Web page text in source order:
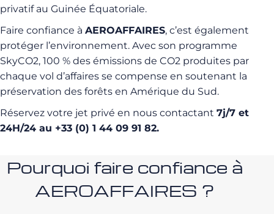
privatif au Guinée Équatoriale.
Faire confiance à AEROAFFAIRES, c’est également
protéger l’environnement. Avec son programme
SkyCO2, 100 % des émissions de CO2 produites par
chaque vol d’affaires se compense en soutenant la
préservation des forêts en Amérique du Sud.
Réservez votre jet privé en nous contactant 7j/7 et
24H/24 au +33 (0) 1 44 09 91 82.
Pourquoi faire confiance à
AEROAFFAIRES ?